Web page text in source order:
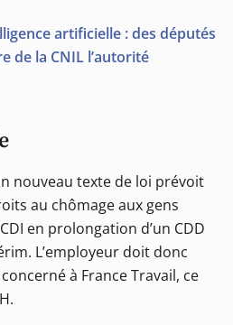
artificielle : des députés
de la CNIL l’autorité
nouveau texte de loi prévoit
au chômage aux gens
en prolongation d’un CDD
L’employeur doit donc
à France Travail, ce